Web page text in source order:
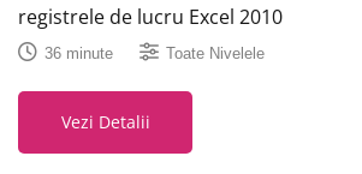
registrele de lucru Excel 2010
36 minute Toate Nivelele
Vezi Detalii